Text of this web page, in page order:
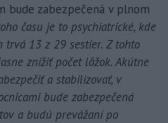
bude zabezpečená v plnom
času je to psychiatrické, kde
trvá 13 z 29 sestier. Z tohto
znížiť počet lôžok. Akútne
a stabilizovať, v
bude zabezpečená
a budú prevážaní po